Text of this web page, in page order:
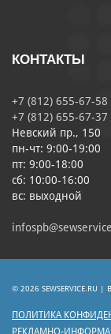
КОНТАКТЫ
+7 (812) 655-67-58
+7 (812) 655-67-
Невский пр., 150
пн-чт: 9:00-19:00
пт: 9:00-18:00
сб: 10:00-16:00
вс: выходной
© 2026
ПОЛИТИКА
РЕКЛАМНО-